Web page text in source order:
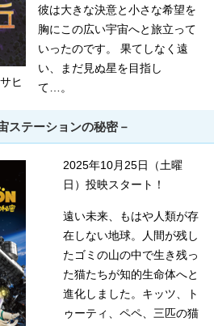
ヒ
彼は大きな決意と小さな希望を
胸にこの広い宇宙へと旅立って
いったのです。 果てしなく遠
い、まだ見ぬ星を目指し
て…。
テーションの秘密－
2025年10月25日（土曜
日）投映スタート！
遠い未来、もはや人類が存
在しない地球。人間が残し
たゴミの山の中で生き残っ
た猫たちが知的生命体へと
進化しました。キッツ、ト
ゥーティ、ペペ、三匹の猫